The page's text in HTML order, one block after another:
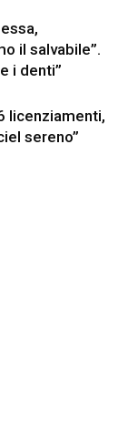
il salvabile”.
i denti”
licenziamenti,
sereno”